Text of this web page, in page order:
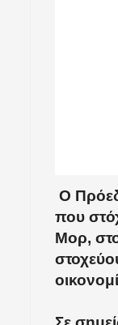
Ο
που
Μορ,